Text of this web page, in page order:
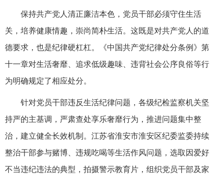
保持共产党人清正廉洁本色，党员干部必须守住生活
关，培养健康情趣，崇尚简朴生活。这既是对共产党人的道
德要求，也是纪律硬杠杠。《中国共产党纪律处分条例》第
十一章对生活奢靡、追求低级趣味、违背社会公序良俗等行
为明确规定了相应处分。
针对党员干部违反生活纪律问题，各级纪检监察机关坚
持严的主基调，严肃查处享乐奢靡行为，推进问题集中整
治，建立健全长效机制。江苏省淮安市淮安区纪委监委持续
整治干部参与赌博、违规吃喝等生活作风问题，选取因爱好
不当违纪违法的典型，拍摄警示教育片，组织党员干部及家